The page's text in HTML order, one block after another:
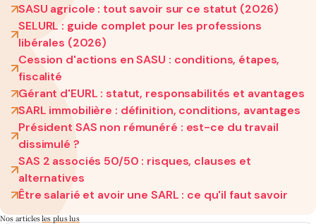
SASU agricole : tout savoir sur ce statut (2026)
SELURL : guide complet pour les professions
libérales (2026)
Cession d'actions en SASU : conditions, étapes,
fiscalité
Gérant d'EURL : statut, responsabilités et avantages
SARL immobilière : définition, conditions, avantages
Président SAS non rémunéré : est-ce du travail
dissimulé ?
SAS 2 associés 50/50 : risques, clauses et
alternatives
Être salarié et avoir une SARL : ce qu'il faut savoir
Nos articlesles plus lus